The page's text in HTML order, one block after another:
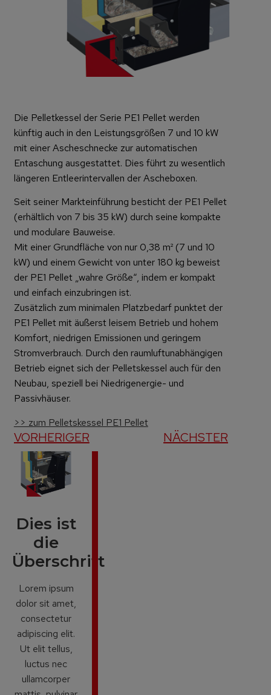
Die Pelletkessel der Serie PE1 Pellet werden
künftig auch in den Leistungsgrößen 7 und 10 kW
mit einer Ascheschnecke zur automatischen
Entaschung ausgestattet. Dies führt zu wesentlich
längeren Entleerintervallen der Ascheboxen.
Seit seiner Markteinführung besticht der PE1 Pellet
(erhältlich von 7 bis 35 kW) durch seine kompakte
und modulare Bauweise.
Mit einer Grundfläche von nur 0,38 m² (7 und 10
kW) und einem Gewicht von unter 180 kg beweist
der PE1 Pellet „wahre Größe“, indem er kompakt
und einfach einzubringen ist.
Zusätzlich zum minimalen Platzbedarf punktet der
PE1 Pellet mit äußerst leisem Betrieb und hohem
Komfort, niedrigen Emissionen und geringem
Stromverbrauch. Durch den raumluftunabhängigen
Betrieb eignet sich der Pelletskessel auch für den
Neubau, speziell bei Niedrigenergie- und
Passivhäuser.
>> zum Pelletskessel PE1 Pellet
VORHERIGER NÄCHSTER
Dies ist
die
Überschrift
Lorem ipsum
dolor sit amet,
consectetur
adipiscing elit.
Ut elit tellus,
luctus nec
ullamcorper